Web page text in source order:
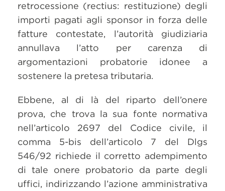
retrocessione (rectius: restituzione) degli
importi pagati agli sponsor in forza delle
fatture contestate, l’autorità giudiziaria
annullava l’atto per carenza di
argomentazioni probatorie idonee a
sostenere la pretesa tributaria.
Ebbene, al di là del riparto dell’onere
prova, che trova la sua fonte normativa
nell’articolo 2697 del Codice civile, il
comma 5-bis dell’articolo 7 del Dlgs
546/92 richiede il corretto adempimento
di tale onere probatorio da parte degli
uffici, indirizzando l’azione amministrativa